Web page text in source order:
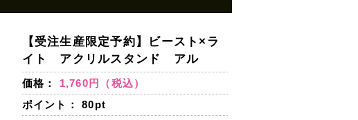
【受注生産限定予約】ビースト×ラ
イト アクリルスタンド アル
価格： 1,760円（税込）
ポイント：
80pt